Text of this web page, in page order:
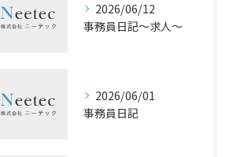
2026/06/12
事務員日記〜求人〜
2026/06/01
事務員日記